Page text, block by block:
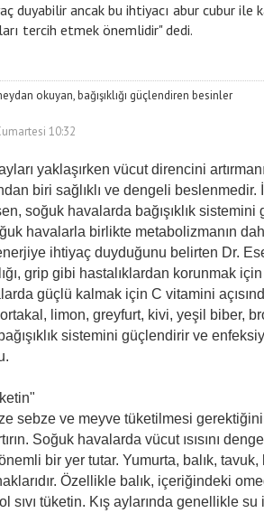
duyabilir ancak bu ihtiyacı abur cubur ile
tercih etmek önemlidir" dedi.
10:32
yaklaşırken vücut direncini
biri sağlıklı ve dengeli beslenmedir.
soğuk havalarda bağışıklık
havalarla birlikte metabolizmanın
ihtiyaç duyduğunu belirten Dr.
grip gibi hastalıklardan korunmak
güçlü kalmak için C vitamini
limon, greyfurt, kivi, yeşil biber,
sistemini güçlendirir ve
sebze ve meyve tüketilmesi
Soğuk havalarda vücut ısısını
bir yer tutar. Yumurta, balık, tavuk,
Özellikle balık, içeriğindeki
sıvı tüketin. Kış aylarında genellikle